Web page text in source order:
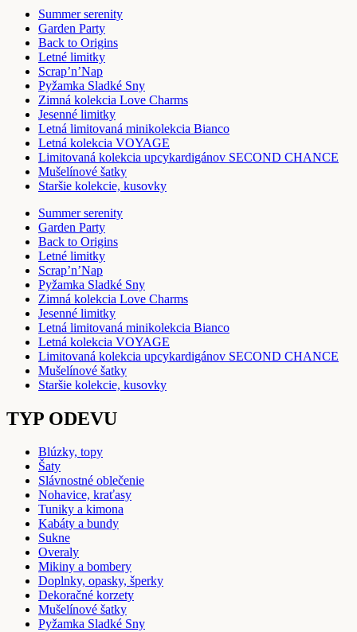
Summer serenity
Garden Party
Back to Origins
Letné limitky
Scrap’n’Nap
Pyžamka Sladké Sny
Zimná kolekcia Love Charms
Jesenné limitky
Letná limitovaná minikolekcia Bianco
Letná kolekcia VOYAGE
Limitovaná kolekcia upcykardigánov SECOND CHANCE
Mušelínové šatky
Staršie kolekcie, kusovky
Summer serenity
Garden Party
Back to Origins
Letné limitky
Scrap’n’Nap
Pyžamka Sladké Sny
Zimná kolekcia Love Charms
Jesenné limitky
Letná limitovaná minikolekcia Bianco
Letná kolekcia VOYAGE
Limitovaná kolekcia upcykardigánov SECOND CHANCE
Mušelínové šatky
Staršie kolekcie, kusovky
TYP ODEVU
Blúzky, topy
Šaty
Slávnostné oblečenie
Nohavice, kraťasy
Tuniky a kimona
Kabáty a bundy
Sukne
Overaly
Mikiny a bombery
Doplnky, opasky, šperky
Dekoračné korzety
Mušelínové šatky
Pyžamka Sladké Sny